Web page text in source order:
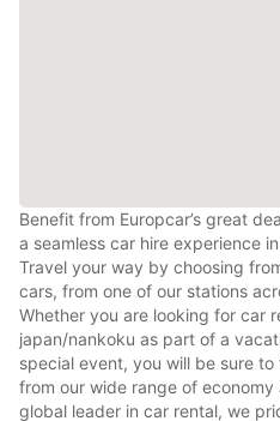
Benefit from Europcar’s great
a seamless car hire experience
Travel your way by choosing
cars, from one of our stations
Whether you are looking for car
japan/nankoku as part of a
special event, you will be sure
from our wide range of economy
global leader in car rental, we